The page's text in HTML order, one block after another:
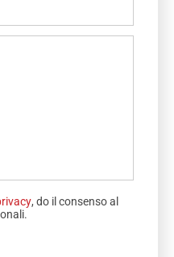
, do il consenso al